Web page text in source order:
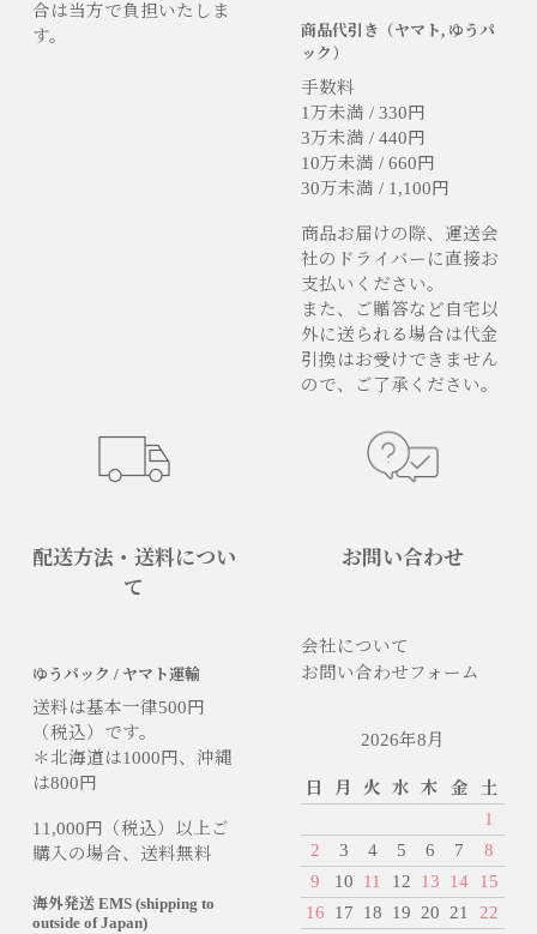
合は当方で負担いたしま
す。
商品代引き（ヤマト, ゆうパ
ック）
手数料
1万未満 / 330円
3万未満 / 440円
10万未満 / 660円
30万未満 / 1,100円
商品お届けの際、運送会
社のドライバーに直接お
支払いください。
また、ご贈答など自宅以
外に送られる場合は代金
引換はお受けできません
ので、ご了承ください。
配送方法・送料につい
て
ゆうパック / ヤマト運輸
送料は基本一律500円
（税込）です。
＊北海道は1000円、沖縄
は800円
11,000円（税込）以上ご
購入の場合、送料無料
海外発送 EMS (shipping to
outside of Japan)
お問い合わせ
会社について
お問い合わせフォーム
2026年8月
日 月 火 水 木 金
土
1
2
3 4 5 6 7
8
9
10 11 12 13 14
15
16
17 18 19 20 21
22